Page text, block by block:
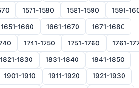
1571-1580 1581-1590 1591-
1651-1660 1661-1670 1671-1680
1741-1750 1751-1760 1761-
1821-1830 1831-1840 1841-1850
1901-1910 1911-1920 1921-1930